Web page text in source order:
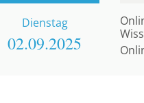
Dienstag
02.09.2025